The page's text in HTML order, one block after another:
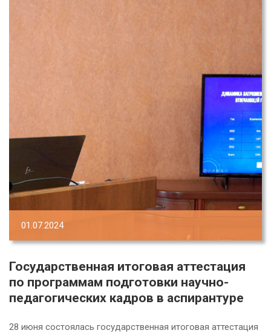
01.07.2024
Государственная итоговая аттестация
по программам подготовки научно-
педагогических кадров в аспирантуре
28 июня состоялась государственная итоговая аттестация